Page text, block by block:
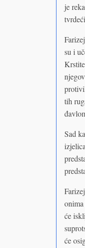
je
su i
tih
Sad
će
će